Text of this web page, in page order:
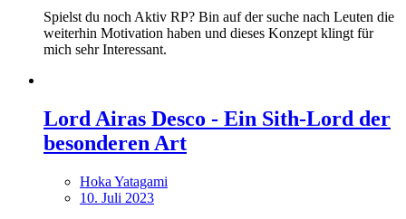
Spielst du noch Aktiv RP? Bin auf der suche nach Leuten die
weiterhin Motivation haben und dieses Konzept klingt für
mich sehr Interessant.
Lord Airas Desco - Ein Sith-Lord der
besonderen Art
Hoka Yatagami
10. Juli 2023